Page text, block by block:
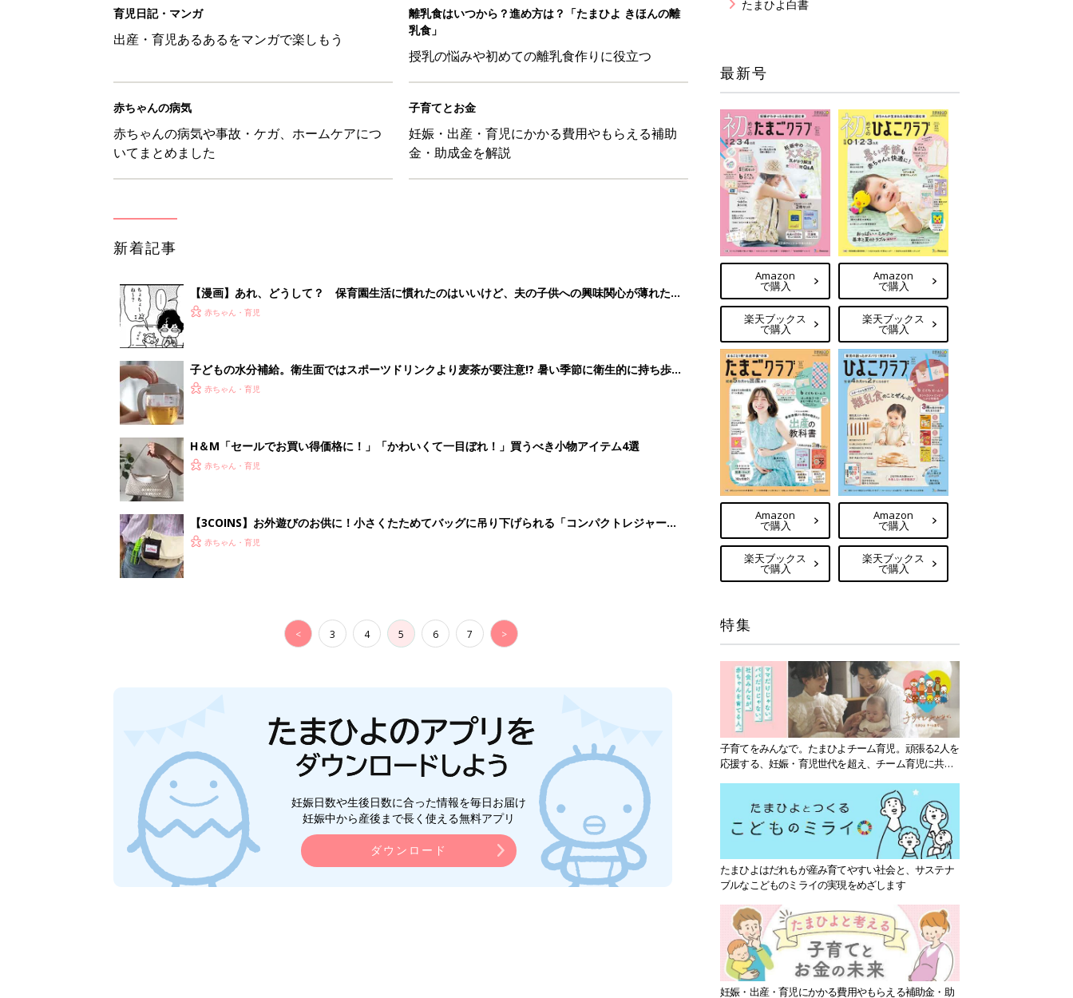
【漫画】あれ、どうして？ 保育園生活に慣れたのはいいけど、夫の子供への興味関心が薄れた気
がする……！『ふうふう子育て ＃91』
赤ちゃん・育児
子どもの水分補給。衛生面ではスポーツドリンクより麦茶が要注意!? 暑い季節に衛生的に持ち歩
赤ちゃん・育児
H＆М「セールでお買い得価格に！」「かわいくて一目ぼれ！」買うべき小物アイテム4選
< 3 4 5 6 7 >
たまひよ白書
最新号
Amazon
で購入
楽天ブックス
で購入
Amazon
で購入
楽天ブックス
で購入
Amazon
で購入
楽天ブックス
で購入
Amazon
で購入
楽天ブックス
で購入
特集
子育てをみんなで。たまひよチーム育児。頑張る2人を
応援する、妊娠・育児世代を超え、チーム育児に共感
たまひよはだれもが産み育てやすい社会と、サステナ
ブルなこどものミライの実現をめざします
妊娠・出産・育児にかかる費用やもらえる補助金・助